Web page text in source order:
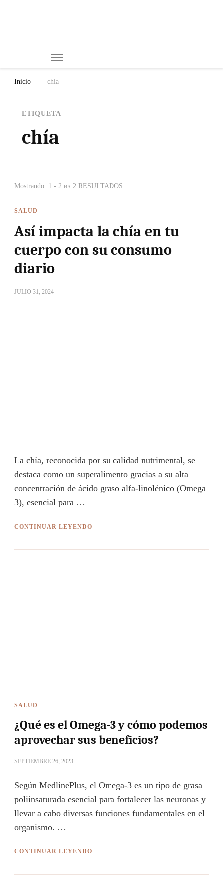
Inicio chía
ETIQUETA
chía
Mostrando: 1 - 2 из 2 RESULTADOS
SALUD
Así impacta la chía en tu
cuerpo con su consumo
diario
JULIO 31, 2024
La chía, reconocida por su calidad nutrimental, se
destaca como un superalimento gracias a su alta
concentración de ácido graso alfa-linolénico (Omega
3), esencial para …
CONTINUAR LEYENDO
SALUD
¿Qué es el Omega-3 y cómo podemos
aprovechar sus beneficios?
SEPTIEMBRE 26, 2023
Según MedlinePlus, el Omega-3 es un tipo de grasa
poliinsaturada esencial para fortalecer las neuronas y
llevar a cabo diversas funciones fundamentales en el
organismo. …
CONTINUAR LEYENDO